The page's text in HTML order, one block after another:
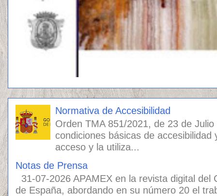
Normativa de Accesibilidad
Orden TMA 851/2021, de 23 de
condiciones básicas de
acceso y la utiliza...
Notas de Prensa
31-07-2026 APAMEX en la revista digital del
de España, abordando en su número 20 el